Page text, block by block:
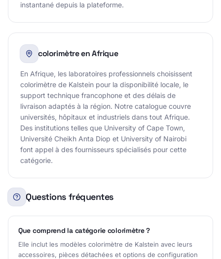
instantané depuis la plateforme.
colorimètre en Afrique
En Afrique, les laboratoires professionnels choisissent
colorimètre de Kalstein pour la disponibilité locale, le
support technique francophone et des délais de
livraison adaptés à la région. Notre catalogue couvre
universités, hôpitaux et industriels dans tout Afrique.
Des institutions telles que University of Cape Town,
Université Cheikh Anta Diop et University of Nairobi
font appel à des fournisseurs spécialisés pour cette
catégorie.
Questions fréquentes
Que comprend la catégorie colorimètre ?
Elle inclut les modèles colorimètre de Kalstein avec leurs
accessoires, pièces détachées et options de configuration